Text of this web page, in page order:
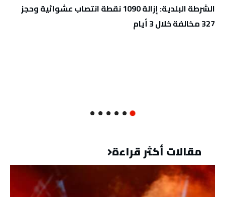
الشرطة البلدية: إزالة 1090 نقطة انتصاب عشوائية وحجز
327 مخالفة خلال 3 أيام
مقالات أكثر قراءة